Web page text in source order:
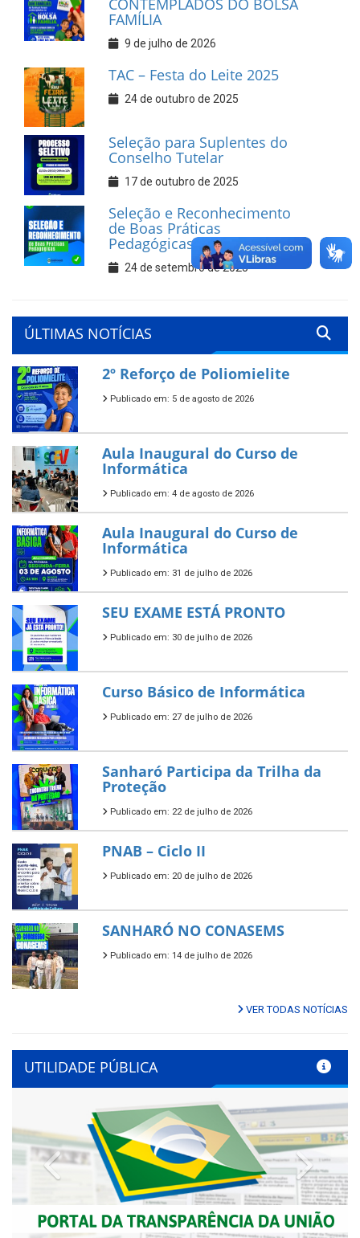
CONTEMPLADOS DO BOLSA
FAMÍLIA
9 de julho de 2026
TAC – Festa do Leite 2025
24 de outubro de 2025
Seleção para Suplentes do
Conselho Tutelar
17 de outubro de 2025
Seleção e Reconhecimento
de Boas Práticas
Pedagógicas
24 de setembro de 2025
ÚLTIMAS NOTÍCIAS
2º Reforço de Poliomielite
Publicado em: 5 de agosto de 2026
Aula Inaugural do Curso de
Informática
Publicado em: 4 de agosto de 2026
Aula Inaugural do Curso de
Informática
Publicado em: 31 de julho de 2026
SEU EXAME ESTÁ PRONTO
Publicado em: 30 de julho de 2026
Curso Básico de Informática
Publicado em: 27 de julho de 2026
Sanharó Participa da Trilha da
Proteção
Publicado em: 22 de julho de 2026
PNAB – Ciclo II
Publicado em: 20 de julho de 2026
SANHARÓ NO CONASEMS
Publicado em: 14 de julho de 2026
VER TODAS NOTÍCIAS
UTILIDADE PÚBLICA
Previous Next